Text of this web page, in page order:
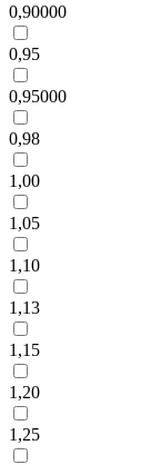
0,90000
0,95
0,95000
0,98
1,00
1,05
1,10
1,13
1,15
1,20
1,25